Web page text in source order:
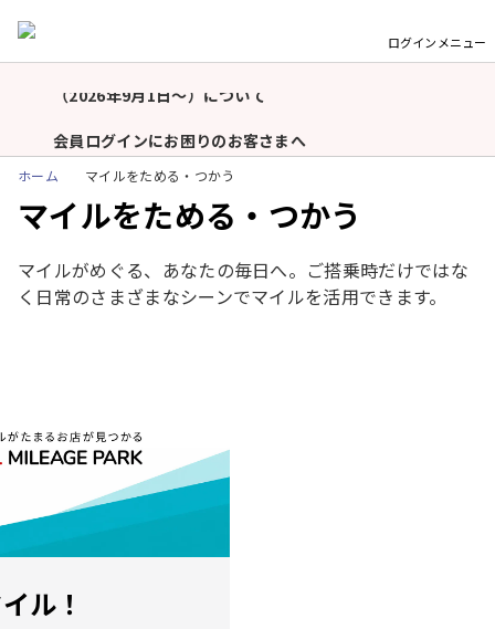
ログイン メニュー
お
羽田空港国内線「北側サテライト」利用開始（2026年9
（2026年9月1日〜）について
会員ログインにお困りのお客さまへ
モバイルバッテリーの機内持ち込み個数および充電に関
するルール変更についてのお願い（2026年4月24日以
降）
JALグループを装った不審メール・不審電話・偽サイト
にご注意ください
（2026年9月1日〜）について
会員ログインにお困りのお客さまへ
するルール変更についてのお願い（2026年4月24日以
ホーム マイルをためる・つかう
マイルをためる・つかう
マイルがめぐる、あなたの毎日へ。ご搭乗時だけではな
く日常のさまざまなシーンでマイルを活用できます。
ル！